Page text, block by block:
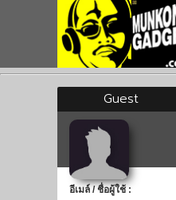
Guest
อีเมล์ / ชื่อผู้ใช้ :